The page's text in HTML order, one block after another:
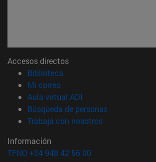
Accesos directos
Biblioteca
Mi correo(abre en nueva ventana)
Aula virtual ADI
Búsqueda de personas(abre en
Trabaja con nosotros(abre en nueva
Información
TFNO +34 948 42 56 00